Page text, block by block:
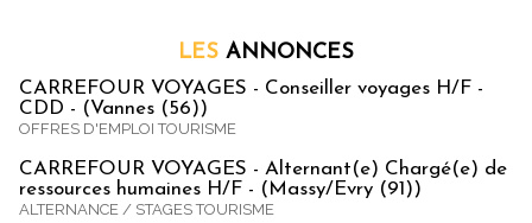
LES ANNONCES
CARREFOUR VOYAGES - Conseiller voyages H/F -
CDD - (Vannes (56))
OFFRES D'EMPLOI TOURISME
CARREFOUR VOYAGES - Alternant(e) Chargé(e) de
ressources humaines H/F - (Massy/Evry (91))
ALTERNANCE / STAGES TOURISME